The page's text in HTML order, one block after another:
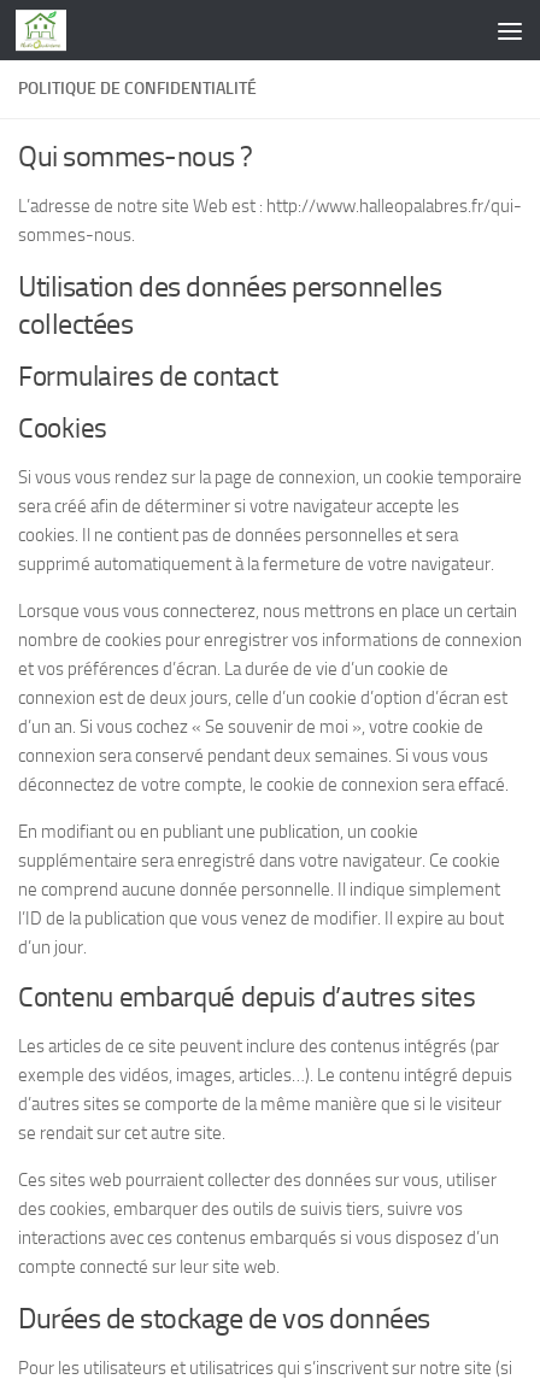
Skip to content
POLITIQUE DE CONFIDENTIALITÉ
Qui sommes-nous ?
L’adresse de notre site Web est : http://www.halleopalabres.fr/qui-
sommes-nous.
Utilisation des données personnelles
collectées
Formulaires de contact
Cookies
Si vous vous rendez sur la page de connexion, un cookie temporaire
sera créé afin de déterminer si votre navigateur accepte les
cookies. Il ne contient pas de données personnelles et sera
supprimé automatiquement à la fermeture de votre navigateur.
Lorsque vous vous connecterez, nous mettrons en place un certain
nombre de cookies pour enregistrer vos informations de connexion
et vos préférences d’écran. La durée de vie d’un cookie de
connexion est de deux jours, celle d’un cookie d’option d’écran est
d’un an. Si vous cochez « Se souvenir de moi », votre cookie de
connexion sera conservé pendant deux semaines. Si vous vous
déconnectez de votre compte, le cookie de connexion sera effacé.
En modifiant ou en publiant une publication, un cookie
supplémentaire sera enregistré dans votre navigateur. Ce cookie
ne comprend aucune donnée personnelle. Il indique simplement
l’ID de la publication que vous venez de modifier. Il expire au bout
d’un jour.
Contenu embarqué depuis d’autres sites
Les articles de ce site peuvent inclure des contenus intégrés (par
exemple des vidéos, images, articles…). Le contenu intégré depuis
d’autres sites se comporte de la même manière que si le visiteur
se rendait sur cet autre site.
Ces sites web pourraient collecter des données sur vous, utiliser
des cookies, embarquer des outils de suivis tiers, suivre vos
interactions avec ces contenus embarqués si vous disposez d’un
compte connecté sur leur site web.
Durées de stockage de vos données
Pour les utilisateurs et utilisatrices qui s’inscrivent sur notre site (si